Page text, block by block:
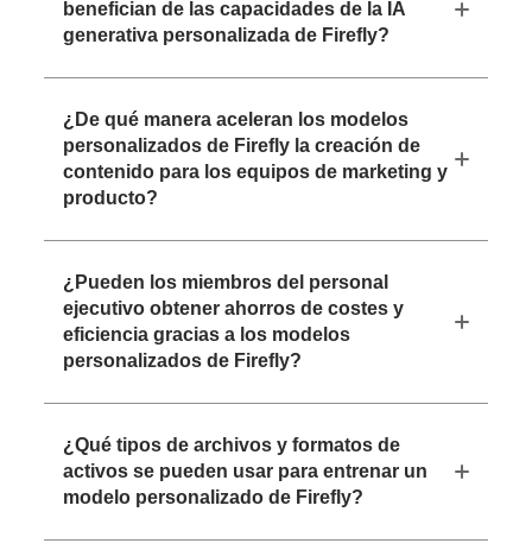
benefician de las capacidades de la IA
generativa personalizada de Firefly?
¿De qué manera aceleran los modelos
personalizados de Firefly la creación de
contenido para los equipos de marketing y
producto?
¿Pueden los miembros del personal
ejecutivo obtener ahorros de costes y
eficiencia gracias a los modelos
personalizados de Firefly?
¿Qué tipos de archivos y formatos de
activos se pueden usar para entrenar un
modelo personalizado de Firefly?